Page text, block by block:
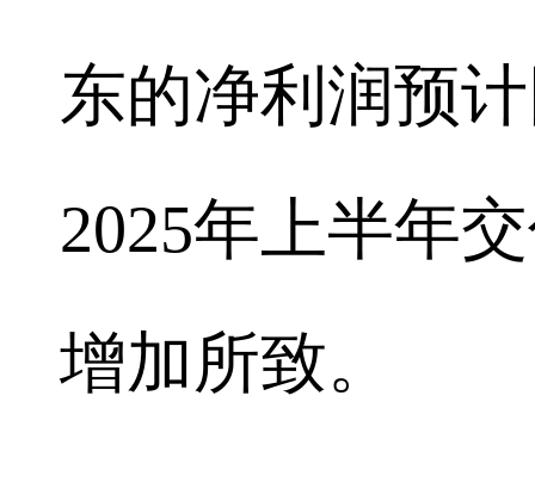
东的净利润预
2025年上半年
增加所致。